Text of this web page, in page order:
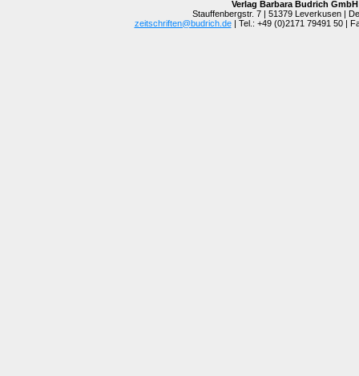
Verlag Barbara Budrich GmbH
Stauffenbergstr. 7 | 51379 Leverkusen |
zeitschriften@budrich.de| Tel.: +49 (0)2171 79491 50 |